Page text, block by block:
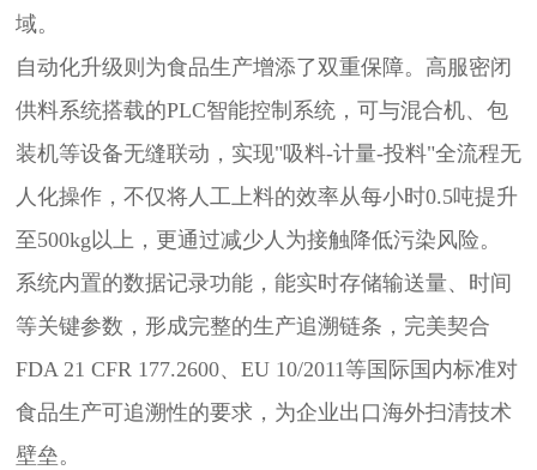
域。
自动化升级则为食品生产增添了双重保障。高服密闭
供料系统搭载的PLC智能控制系统，可与混合机、包
装机等设备无缝联动，实现"吸料-计量-投料"全流程无
人化操作，不仅将人工上料的效率从每小时0.5吨提升
至500kg以上，更通过减少人为接触降低污染风险。
系统内置的数据记录功能，能实时存储输送量、时间
等关键参数，形成完整的生产追溯链条，完美契合
FDA 21 CFR 177.2600、EU 10/2011等国际国内标准对
食品生产可追溯性的要求，为企业出口海外扫清技术
壁垒。